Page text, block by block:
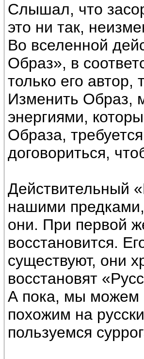
Слышал, что
это ни так,
Во вселенной
Образ», в
только его автор,
Изменить Образ,
энергиями,
Образа,
договориться,
Действительный
нашими предками,
они. При первой
восстановится.
существуют, они
восстановят
А пока, мы можем
похожим на
пользуемся